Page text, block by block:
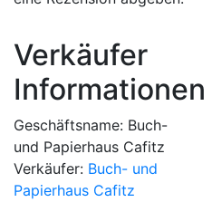
Verkäufer
Informationen
Geschäftsname: Buch-
und Papierhaus Cafitz
Verkäufer: Buch- und
Papierhaus Cafitz